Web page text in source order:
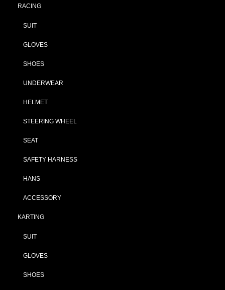
RACING
SUIT
GLOVES
SHOES
UNDERWEAR
HELMET
STEERING WHEEL
SEAT
SAFETY HARNESS
HANS
ACCESSORY
KARTING
SUIT
GLOVES
SHOES